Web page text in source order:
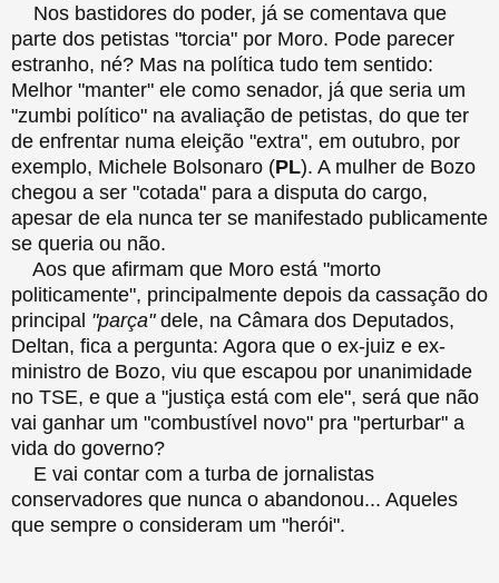
Nos bastidores do poder, já se comentava que
parte dos petistas "torcia" por Moro. Pode parecer
estranho, né? Mas na política tudo tem sentido:
Melhor "manter" ele como senador, já que seria um
"zumbi político" na avaliação de petistas, do que ter
de enfrentar numa eleição "extra", em outubro, por
exemplo, Michele Bolsonaro (PL). A mulher de Bozo
chegou a ser "cotada" para a disputa do cargo,
apesar de ela nunca ter se manifestado publicamente
se queria ou não.
Aos que afirmam que Moro está "morto
politicamente", principalmente depois da cassação do
principal "parça"dele, na Câmara dos Deputados,
Deltan, fica a pergunta: Agora que o ex-juiz e ex-
ministro de Bozo, viu que escapou por unanimidade
no TSE, e que a "justiça está com ele", será que não
vai ganhar um "combustível novo" pra "perturbar" a
vida do governo?
E vai contar com a turba de jornalistas
conservadores que nunca o abandonou... Aqueles
que sempre o consideram um "herói".